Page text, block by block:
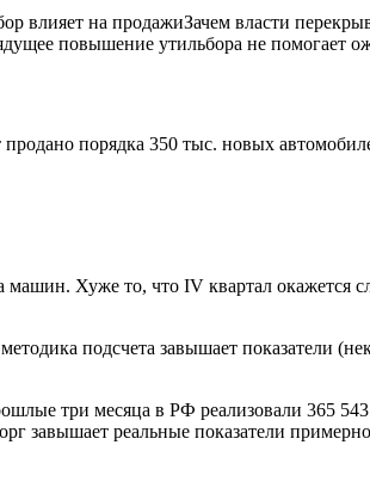
на продажиЗачем власти
повышение утильбора не помогает
порядка 350 тыс. новых
Хуже то, что IV квартал окажется
подсчета завышает показатели
три месяца в РФ реализовали 365
завышает реальные показатели